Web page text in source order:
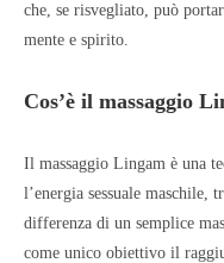
che, se risvegliato, può
mente e spirito.
Cos’è il massaggio
Il massaggio Lingam è una
l’energia sessuale maschile,
differenza di un semplice
come unico obiettivo il